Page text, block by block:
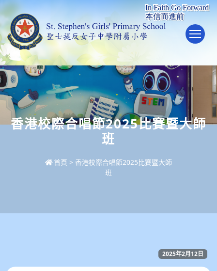
香港校際合唱節2025比賽暨大師
班
首頁 > 香港校際合唱節2025比賽暨大師
班
2025年2月12日